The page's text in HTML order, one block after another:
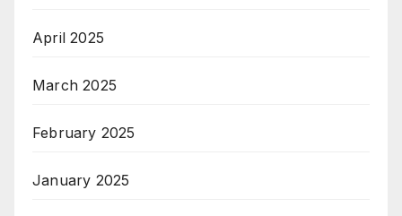
April 2025
March 2025
February 2025
January 2025